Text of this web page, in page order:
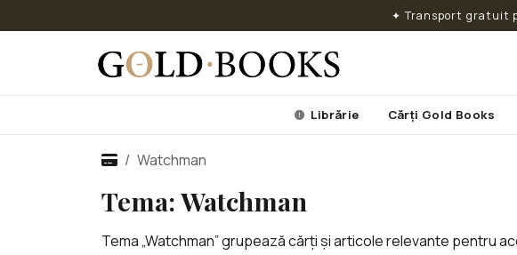
✦ Transport gratuit
Librărie Cărți Gold Books
Watchman
Tema: Watchman
Tema „Watchman” grupează cărți și articole relevante pentru